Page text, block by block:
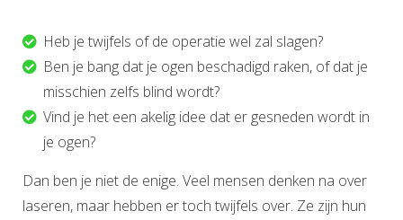
Heb je twijfels of de operatie wel zal slagen?
Ben je bang dat je ogen beschadigd raken, of dat je
misschien zelfs blind wordt?
Vind je het een akelig idee dat er gesneden wordt in
je ogen?
Dan ben je niet de enige. Veel mensen denken na over
laseren, maar hebben er toch twijfels over. Ze zijn hun